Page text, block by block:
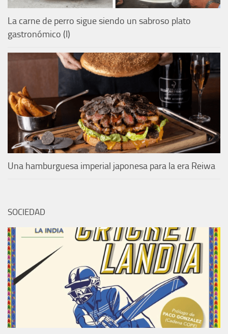
La carne de perro sigue siendo un sabroso plato
gastronómico (I)
Una hamburguesa imperial japonesa para la era Reiwa
SOCIEDAD